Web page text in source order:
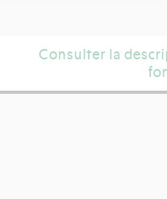
Consulter la